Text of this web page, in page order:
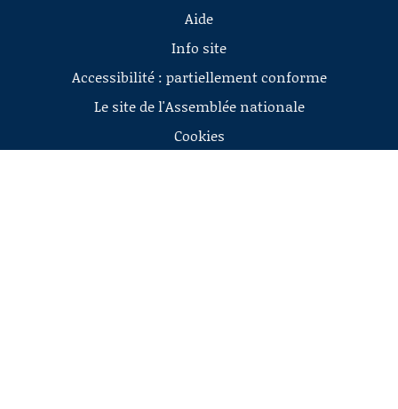
Aide
Info site
Accessibilité : partiellement conforme
Le site de l'Assemblée nationale
Cookies